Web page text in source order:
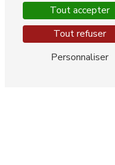
date et
EN SAVOIR
Tout accepter
Tout refuser
Personnaliser